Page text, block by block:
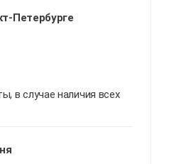
Петербурге
в случае наличия всех